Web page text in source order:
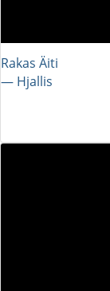
Rakas Äiti
― Hjallis